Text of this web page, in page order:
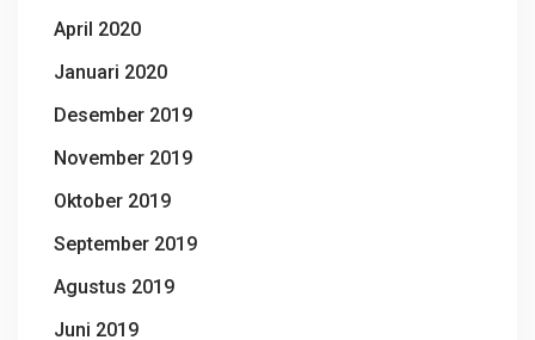
April 2020
Januari 2020
Desember 2019
November 2019
Oktober 2019
September 2019
Agustus 2019
Juni 2019